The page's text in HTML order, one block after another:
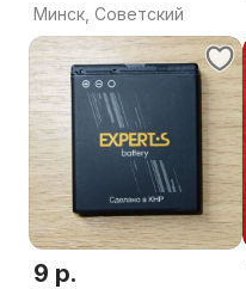
Минск, Советский
9 р.